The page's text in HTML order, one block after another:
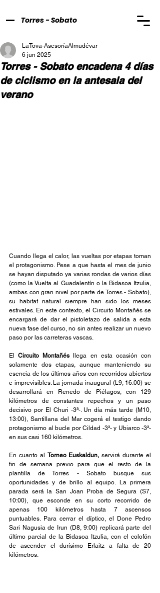
Torres - Sobato
Torres - Sobato encadena 4 días
de ciclismo en la antesala del
verano
LaTova-AsesoríaAlmudévar
6 jun 2025
Cuando llega el calor, las vueltas por etapas toman
el protagonismo. Pese a que hasta el mes de junio
se hayan disputado ya varias rondas de varios días
(como la Vuelta al Guadalentín o la Bidasoa Itzulia,
ambas con gran nivel por parte de Torres - Sobato),
su habitat natural siempre han sido los meses
estivales. En este contexto, el Circuito Montañés se
encargará de dar el pistoletazo de salida a esta
nueva fase del curso, no sin antes realizar un nuevo
paso por las carreteras vascas.
El Circuito Montañés
llega en esta ocasión con
solamente dos etapas, aunque manteniendo su
esencia de los últimos años con recorridos abiertos
e imprevisibles. La jornada inaugural (L9, 16:00) se
desarrollará en Renedo de Piélagos, con 129
kilómetros de constantes repechos y un paso
decisivo por El Churi -3ª-. Un día más tarde (M10,
13:00), Santillana del Mar cogerá el testigo dando
protagonismo al bucle por Cildad -3ª- y Ubiarco -3ª-
en sus casi 160 kilómetros.
En cuanto al Torneo Euskaldun, servirá durante el
fin de semana previo para que el resto de la
plantilla de Torres - Sobato busque sus
oportunidades y de brillo al equipo. La primera
parada será la San Joan Proba de Segura (S7,
10:00), que esconde en su corto recorrido de
apenas 100 kilómetros hasta 7 ascensos
puntuables. Para cerrar el díptico, el Done Pedro
Sari Nagusia de Irun (D8, 9:00) replicará parte del
último parcial de la Bidasoa Itzulia, con el colofón
de ascender el durísimo Erlaitz a falta de 20
kilómetros.